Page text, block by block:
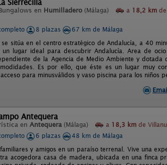
Sierrecilla
en Humilladero (Málaga) a 18,2 km
8 plazas
67 km de Málaga
se sitúa en el centro estratégico de Andalucía, a 40
un lugar ideal para descubrir Andalucía. Area de
de la Agencia de Medio Ambiente y
Es por ello, que éste es un lugar muy
para minusválidos y vaso piscina para los niños
Antequera
en Antequera (Málaga) a 18,3 km de
6 plazas
48 km de Málaga
y amigos en un paraíso terrenal. Vive una
acogedora casa de madera, ubicada en una finca